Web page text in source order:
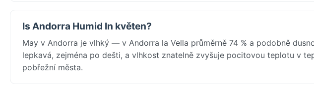
Is Andorra Humid In květen?
May v Andorra je vlhký — v Andorra la Vella průměrně 74 % a podobně
lepkavá, zejména po dešti, a vlhkost znatelně zvyšuje pocitovou teplotu v
pobřežní města.